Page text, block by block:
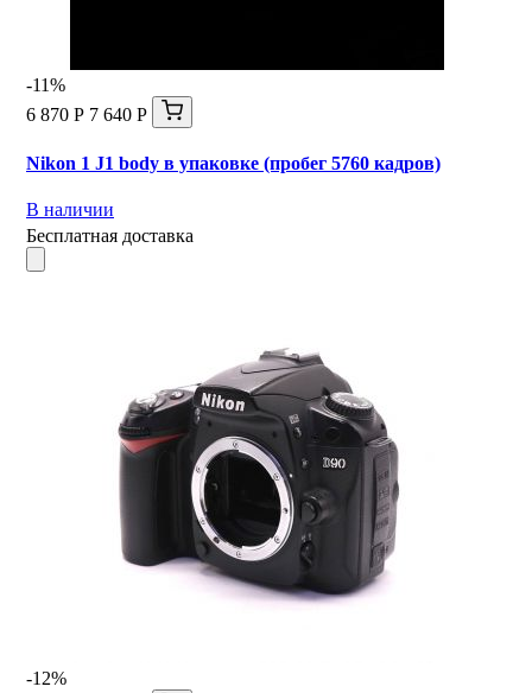
-11%
6 870 Р 7 640 Р
Nikon 1 J1 body в упаковке (пробег 5760 кадров)
В наличии
Бесплатная доставка
-12%